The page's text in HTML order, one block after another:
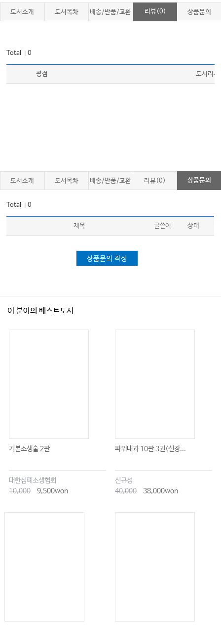
01. 담즙과 담석
04. 원발경화성담관염
05. 기타 담관질환
02. 급성췌장염
04. 췌장암
도서소개 도서목차 배송/반품/교환 리뷰(0) 상품문의
Total ｜0
평점 도서리뷰
도서소개 도서목차 배송/반품/교환 리뷰(0) 상품문의
Total ｜0
제목 글쓴이 상태
상품문의 작성
이 분야의 베스트도서
기본소생술 2판
대한심폐소생협회
10,000
9,500won
파워내과 10판 3권(신장...
신규성
40,000
38,000won